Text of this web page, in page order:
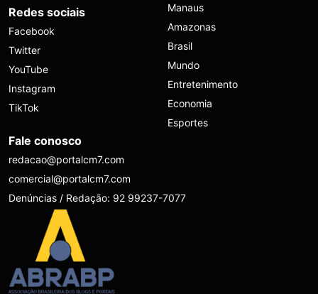
Redes sociais
Facebook
Twitter
YouTube
Instagram
TikTok
Manaus
Amazonas
Brasil
Mundo
Entretenimento
Economia
Esportes
Fale conosco
redacao@portalcm7.com
comercial@portalcm7.com
Denúncias / Redação: 92 99237-7077